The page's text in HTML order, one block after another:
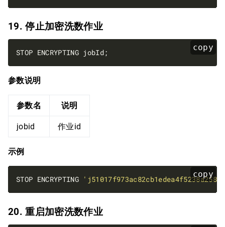
19. 停止加密洗数作业
copy
参数说明
参数名 说明
jobid 作业id
示例
copy
STOP ENCRYPTING
20. 重启加密洗数作业